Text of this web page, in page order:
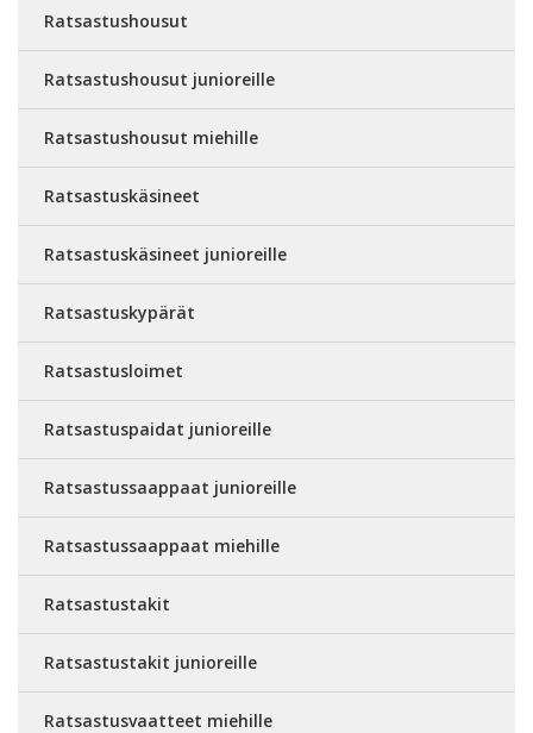
Ratsastushousut
Ratsastushousut junioreille
Ratsastushousut miehille
Ratsastuskäsineet
Ratsastuskäsineet junioreille
Ratsastuskypärät
Ratsastusloimet
Ratsastuspaidat junioreille
Ratsastussaappaat junioreille
Ratsastussaappaat miehille
Ratsastustakit
Ratsastustakit junioreille
Ratsastusvaatteet miehille